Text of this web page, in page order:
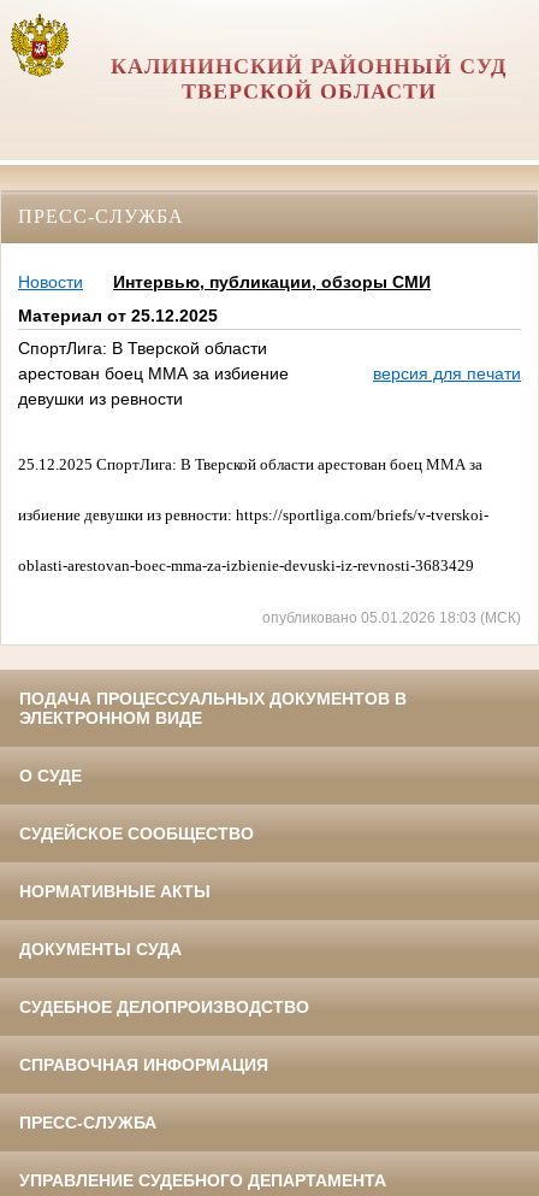
КАЛИНИНСКИЙ РАЙОННЫЙ СУД
ТВЕРСКОЙ ОБЛАСТИ
ПРЕСС-СЛУЖБА
Новости
Интервью, публикации, обзоры СМИ
Материал от 25.12.2025
СпортЛига: В Тверской области
арестован боец ММА за избиение
девушки из ревности
версия для печати
25.12.2025 СпортЛига: В Тверской области арестован боец ММА за
избиение девушки из ревности: https://sportliga.com/briefs/v-tverskoi-
oblasti-arestovan-boec-mma-za-izbienie-devuski-iz-revnosti-3683429
опубликовано 05.01.2026 18:03 (МСК)
ПОДАЧА ПРОЦЕССУАЛЬНЫХ ДОКУМЕНТОВ В
ЭЛЕКТРОННОМ ВИДЕ
О СУДЕ
СУДЕЙСКОЕ СООБЩЕСТВО
НОРМАТИВНЫЕ АКТЫ
ДОКУМЕНТЫ СУДА
СУДЕБНОЕ ДЕЛОПРОИЗВОДСТВО
СПРАВОЧНАЯ ИНФОРМАЦИЯ
ПРЕСС-СЛУЖБА
УПРАВЛЕНИЕ СУДЕБНОГО ДЕПАРТАМЕНТА